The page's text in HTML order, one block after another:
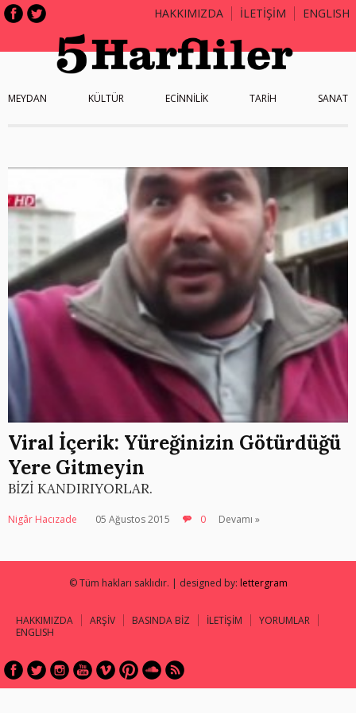
HAKKIMIZDA İLETİŞİM ENGLISH
MEYDAN KÜLTÜR ECİNNİLİK TARİH SANAT
Viral İçerik: Yüreğinizin Götürdüğü
Yere Gitmeyin
BİZİ KANDIRIYORLAR.
Nigâr Hacızade 05 Ağustos 2015 0 Devamı »
© Tüm hakları saklıdır. | designed by: lettergram
HAKKIMIZDA ARŞİV BASINDA BİZ İLETİŞİM
YORUMLAR
ENGLISH